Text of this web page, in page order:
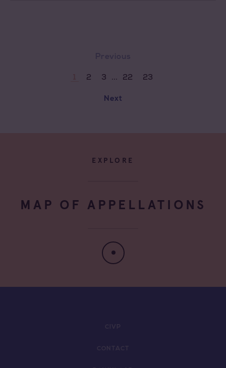
2 3 ... 22 23
Next
EXPLORE
MAP OF APPELLATIONS